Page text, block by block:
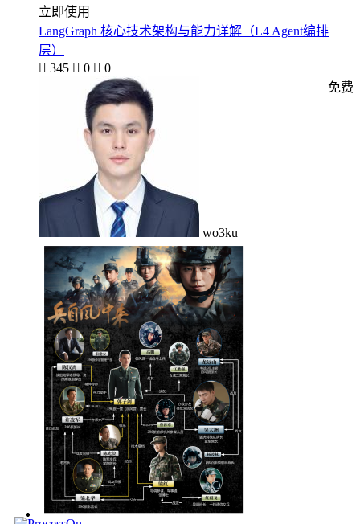
立即使用
LangGraph 核心技术架构与能力详解（L4 Agent编排
层）
 345  0  0
wo3ku
免费